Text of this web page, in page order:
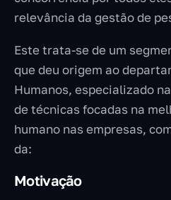
relevância da gestão de
Este trata-se de um
que deu origem ao
Humanos, especializado
de técnicas focadas na
humano nas empresas,
da:
Motivação